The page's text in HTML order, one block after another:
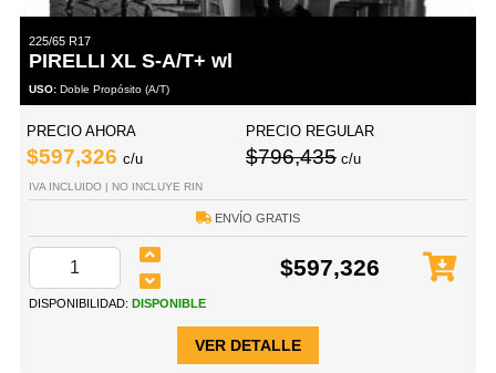
225/65 R17
PIRELLI XL S-A/T+ wl
USO: Doble Propósito (A/T)
PRECIO AHORA
$597,326 c/u
PRECIO REGULAR
$796,435 c/u
IVA INCLUIDO | NO INCLUYE RIN
ENVÍO GRATIS
$597,326
DISPONIBILIDAD: DISPONIBLE
VER DETALLE